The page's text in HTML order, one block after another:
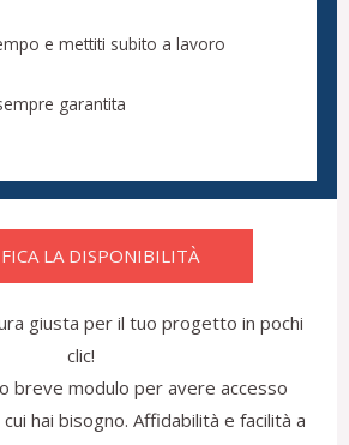
e mettiti subito a lavoro
garantita
LA DISPONIBILITÀ
giusta per il tuo progetto in pochi
clic!
breve modulo per avere accesso
hai bisogno. Affidabilità e facilità a